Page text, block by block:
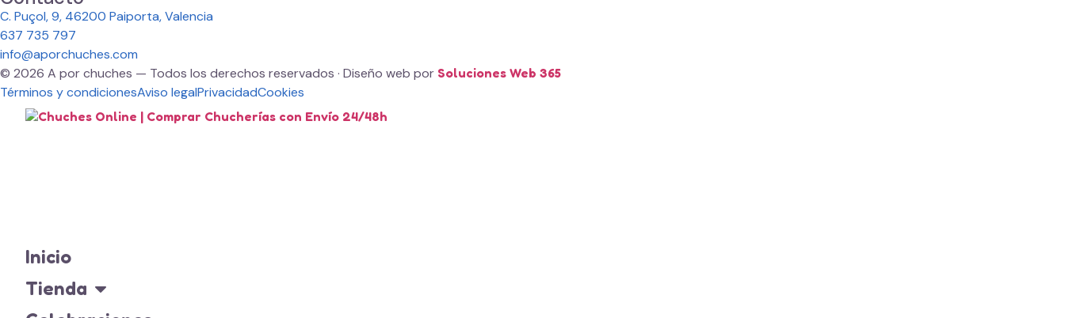
C. Puçol, 9, 46200 Paiporta, Valencia
637 735 797
info@aporchuches.com
© 2026 A por chuches — Todos los derechos reservados · Diseño web por Soluciones Web 365
Términos y condicionesAviso legalPrivacidadCookies
Inicio
Tienda